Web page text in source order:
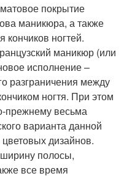
покрытие
маникюра, а также
кончиков ногтей.
маникюр (или
исполнение –
разграничения между
ногтя. При этом
прежнему весьма
варианта данной
дизайнов.
полосы,
все время